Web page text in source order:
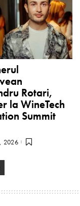
Rotari,
la WineTech
Summit
2026